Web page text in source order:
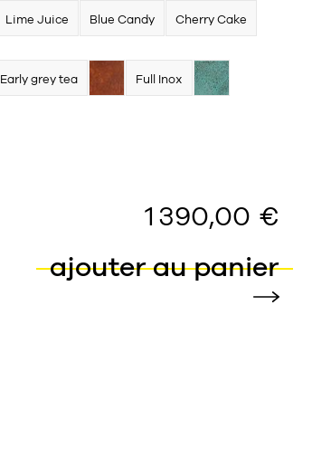
Lime Juice Blue Candy Cherry Cake
Early grey tea Full Inox
1 390,00 €
ajouter au panier